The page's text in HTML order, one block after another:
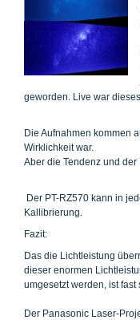
geworden. Live war
Die Aufnahmen kommen
Wirklichkeit war.
Aber die Tendenz und
Der PT-RZ570 kann in
Kallibrierung.
Fazit:
Das die Lichtleistung
dieser enormen
umgesetzt werden, ist
Der Panasonic Laser-